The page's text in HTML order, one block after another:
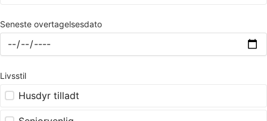
Seneste overtagelsesdato
Livsstil
Husdyr tilladt